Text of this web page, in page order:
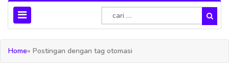
Home» Postingan dengan tag otomasi